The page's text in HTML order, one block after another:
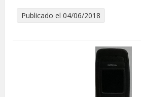
Publicado el 04/06/2018